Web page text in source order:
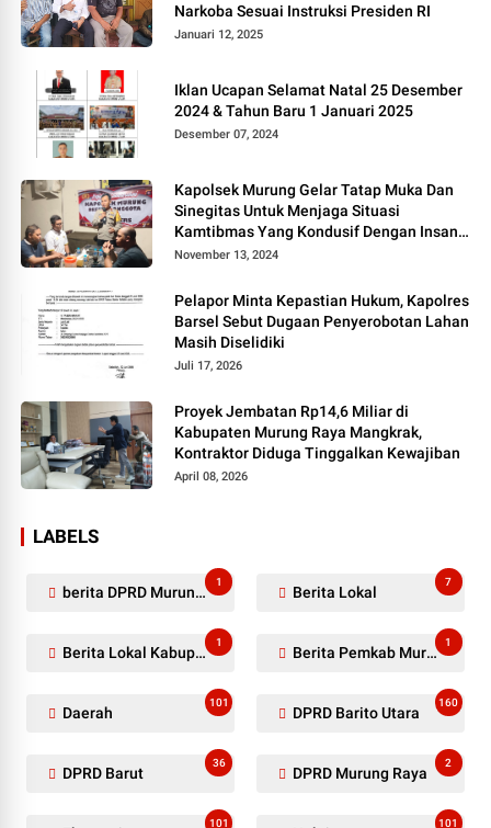
Narkoba Sesuai Instruksi Presiden RI
Januari 12, 2025
Iklan Ucapan Selamat Natal 25 Desember
2024 & Tahun Baru 1 Januari 2025
Desember 07, 2024
Kapolsek Murung Gelar Tatap Muka Dan
Sinegitas Untuk Menjaga Situasi
Kamtibmas Yang Kondusif Dengan Insan
Pers
November 13, 2024
Pelapor Minta Kepastian Hukum, Kapolres
Barsel Sebut Dugaan Penyerobotan Lahan
Masih Diselidiki
Juli 17, 2026
Proyek Jembatan Rp14,6 Miliar di
Kabupaten Murung Raya Mangkrak,
Kontraktor Diduga Tinggalkan Kewajiban
April 08, 2026
LABELS
berita DPRD Murung Raya
1
Berita Lokal
7
Berita Lokal Kabupaten Barito Utara
1
Berita Pemkab Murung Raya
1
Daerah
101
DPRD Barito Utara
160
DPRD Barut
36
DPRD Murung Raya
2
101 101